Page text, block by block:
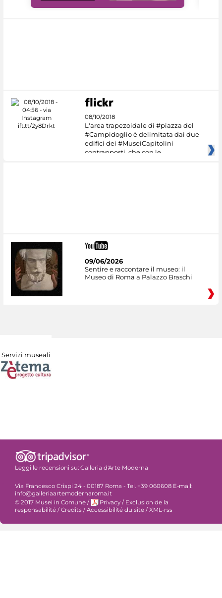
08/10/2018
L'area trapezoidale di #piazza del
#Campidoglio è delimitata dai due
edifici dei #MuseiCapitolini
contrapposti, che con le
09/06/2026
Sentire e raccontare il museo: il
Museo di Roma a Palazzo Braschi
Servizi museali
Leggi le recensioni su: Galleria d'Arte Moderna
Via Francesco Crispi 24 - 00187 Roma - Tel. +39 060608 E-mail:
info@galleriaartemodernaroma.it
© 2017 Musei in Comune / Privacy / Exclusion de la
responsabilité /Credits /Accessibilité du site /XML-rss